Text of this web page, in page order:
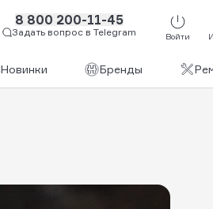
8 800 200-11-45
Задать вопрос в Telegram Войти
Новинки Бренды